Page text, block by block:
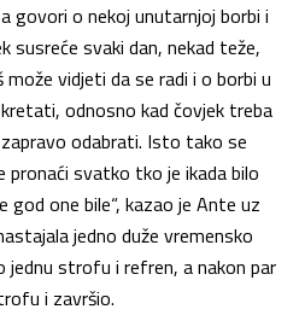
govori o nekoj unutarnjoj borbi i
susreće svaki dan, nekad teže,
može vidjeti da se radi i o borbi u
odnosno kad čovjek treba
odabrati. Isto tako se
pronaći svatko tko je ikada bilo
god one bile“, kazao je Ante uz
jedno duže vremensko
jednu strofu i refren, a nakon par
i završio.